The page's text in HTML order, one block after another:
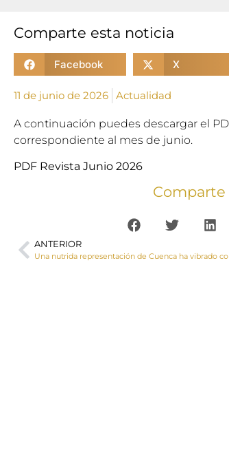
Comparte esta noticia
Facebook X
11 de junio de 2026 Actualidad
A continuación puedes descargar el
correspondiente al mes de junio.
PDF Revista Junio 2026
ANTERIOR